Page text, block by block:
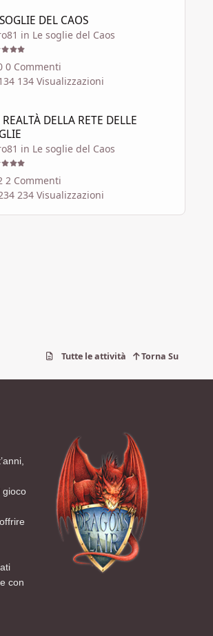
DEL CAOS
in Le soglie del Caos
0 Commenti
134 Visualizzazioni
REALTÀ DELLA RETE DELLE
in Le soglie del Caos
2 Commenti
234 Visualizzazioni
Tutte le attività Torna Su
gioco
con